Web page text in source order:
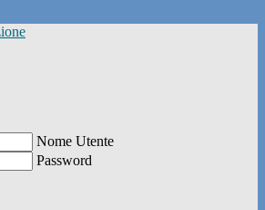
Nome Utente
Password